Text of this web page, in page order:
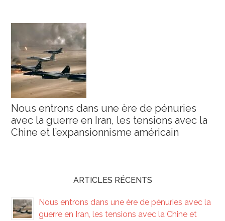
Nous entrons dans une ère de pénuries
avec la guerre en Iran, les tensions avec la
Chine et l’expansionnisme américain
ARTICLES RÉCENTS
Nous entrons dans une ère de pénuries avec la
guerre en Iran, les tensions avec la Chine et